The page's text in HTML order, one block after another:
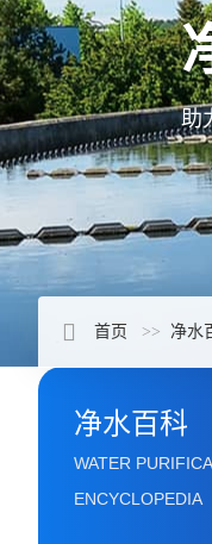
助
首页 净水
净水百科
WATER
ENCYCLOPEDIA